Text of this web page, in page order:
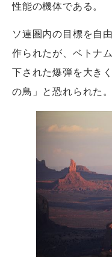
性能の機体である。
ソ連圏内の目標を自
作られたが、ベトナ
下された爆弾を大き
の鳥」と恐れられた。